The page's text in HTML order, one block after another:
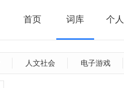
首页 词库 个
人文社会 电子游戏